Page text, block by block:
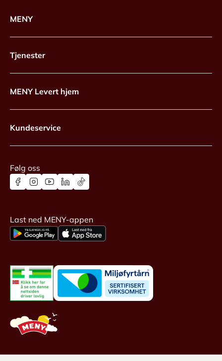
MENY
Tjenester
MENY Levert hjem
Kundeservice
Følg oss
Last ned MENY-appen